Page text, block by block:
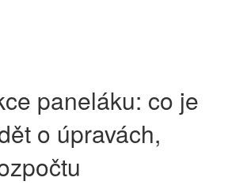
paneláku: co je
o úpravách,